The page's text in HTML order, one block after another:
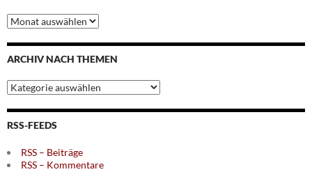
Archiv
nach
Monaten
ARCHIV NACH THEMEN
Archiv
nach
Themen
RSS-FEEDS
RSS – Beiträge
RSS – Kommentare